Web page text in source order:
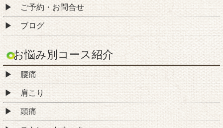
ご予約・お問合せ
ブログ
お悩み別コース紹介
腰痛
肩こり
頭痛